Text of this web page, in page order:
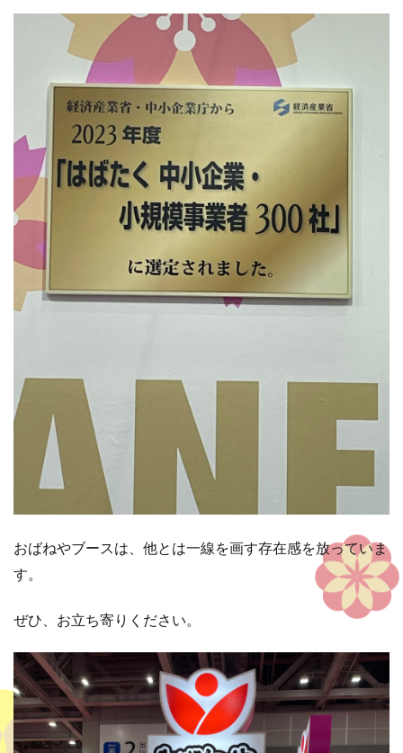
おばねやブースは、他とは一線を画す存在感を放っていま
す。
ぜひ、お立ち寄りください。